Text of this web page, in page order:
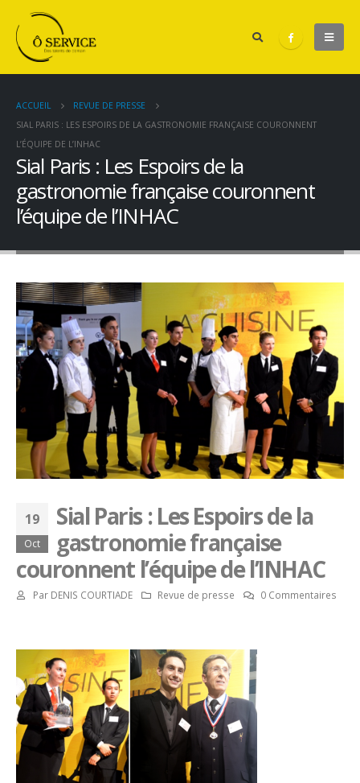
ACCUEIL
REVUE DE PRESSE
SIAL PARIS : LES ESPOIRS DE LA GASTRONOMIE FRANÇAISE COURONNENT
L’ÉQUIPE DE L’INHAC
Sial Paris : Les Espoirs de la
gastronomie française couronnent
l’équipe de l’INHAC
19
Oct
Sial Paris : Les Espoirs de la
gastronomie française
couronnent l’équipe de l’INHAC
Par DENIS COURTIADE Revue de presse 0 Commentaires